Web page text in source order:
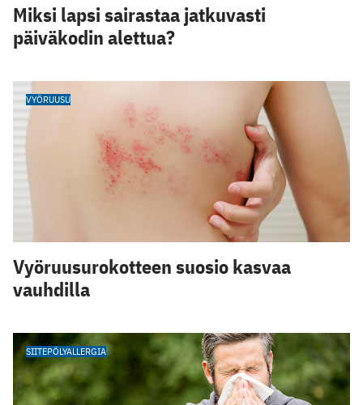
Miksi lapsi sairastaa jatkuvasti
päiväkodin alettua?
VYÖRUUSU
Vyöruusurokotteen suosio kasvaa
vauhdilla
SIITEPÖLYALLERGIA